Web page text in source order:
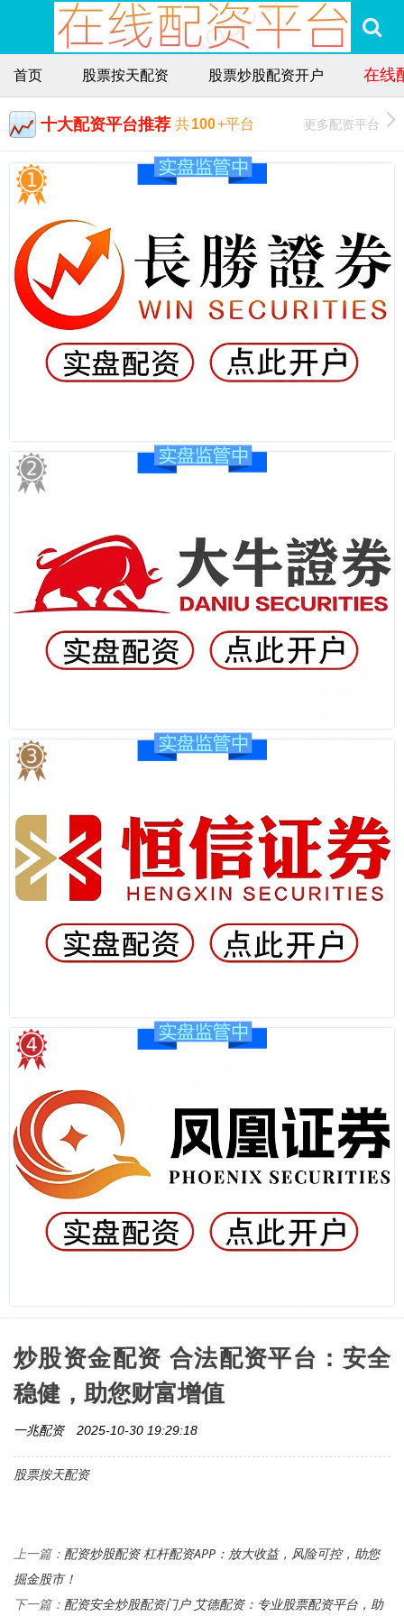
首页 股票按天配资 股票炒股配资开户 在线
十大配资平台推荐 共100+平台 更多配资平台
炒股资金配资 合法配资平台：安全
稳健，助您财富增值
一兆配资 2025-10-30 19:29:18
股票按天配资
上一篇： 配资炒股配资 杠杆配资APP：放大收益，风险可控，助您
掘金股市！
下一篇： 配资安全炒股配资门户 艾德配资：专业股票配资平台，助